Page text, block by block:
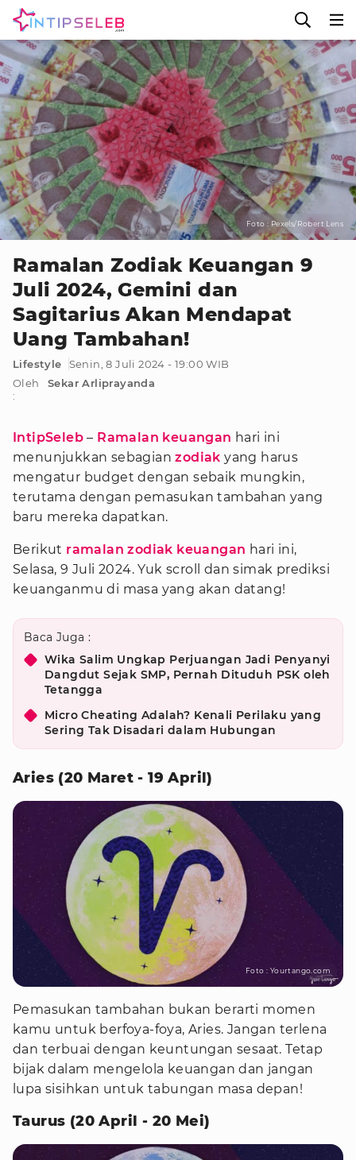
Foto : Pexels/Robert Lens
Ramalan Zodiak Keuangan 9
Juli 2024, Gemini dan
Sagitarius Akan Mendapat
Uang Tambahan!
Lifestyle
Senin, 8 Juli 2024 - 19:00 WIB
Oleh
:
Sekar Arliprayanda
IntipSeleb – Ramalan keuangan hari ini
menunjukkan sebagianzodiak yang harus
mengatur budget dengan sebaik mungkin,
terutama dengan pemasukan tambahan yang
baru mereka dapatkan.
Berikut ramalan zodiak keuangan hari ini,
Selasa, 9 Juli 2024. Yuk scroll dan simak prediksi
keuanganmu di masa yang akan datang!
Baca Juga :
Wika Salim Ungkap Perjuangan Jadi Penyanyi
Dangdut Sejak SMP, Pernah Dituduh PSK oleh
Tetangga
Micro Cheating Adalah? Kenali Perilaku yang
Sering Tak Disadari dalam Hubungan
Aries (20 Maret - 19 April)
Foto : Yourtango.com
Pemasukan tambahan bukan berarti momen
kamu untuk berfoya-foya, Aries. Jangan terlena
dan terbuai dengan keuntungan sesaat. Tetap
bijak dalam mengelola keuangan dan jangan
lupa sisihkan untuk tabungan masa depan!
Taurus (20 April - 20 Mei)